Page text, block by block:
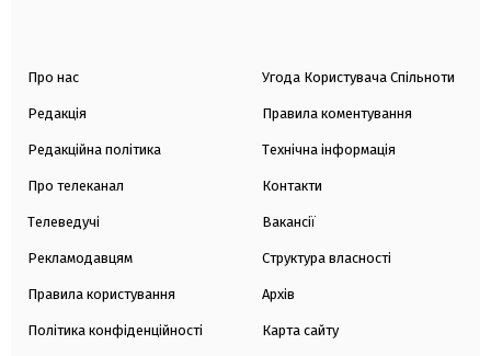
Про нас
Редакція
Редакційна політика
Про телеканал
Телеведучі
Рекламодавцям
Правила користування
Політика конфіденційності
Угода Користувача Спільноти
Правила коментування
Технічна інформація
Контакти
Вакансії
Структура власності
Архів
Карта сайту